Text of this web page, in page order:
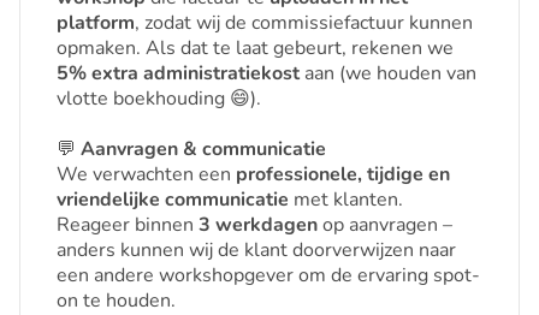
platform, zodat wij de commissiefactuur kunnen
opmaken. Als dat te laat gebeurt, rekenen we
5% extra administratiekost aan (we houden van
vlotte boekhouding 😄).
💬 Aanvragen & communicatie
We verwachten een professionele, tijdige en
vriendelijke communicatie met klanten.
Reageer binnen 3 werkdagenop aanvragen –
anders kunnen wij de klant doorverwijzen naar
een andere workshopgever om de ervaring spot-
on te houden.